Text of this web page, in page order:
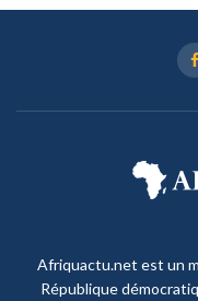
Afriquactu.net est un
République